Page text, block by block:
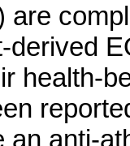
are
derived
health-
an anti-